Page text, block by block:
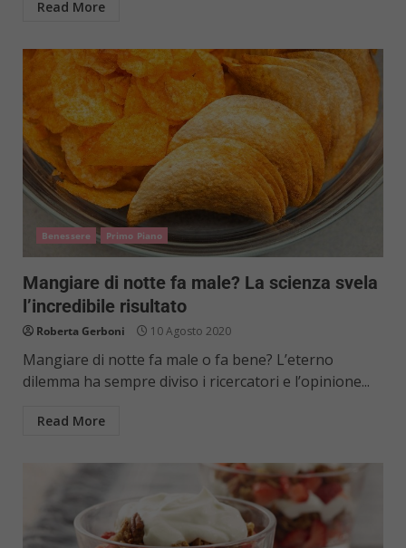
Read More
Benessere Primo Piano
Mangiare di notte fa male? La scienza svela
l’incredibile risultato
Roberta Gerboni 10 Agosto 2020
Mangiare di notte fa male o fa bene? L’eterno
dilemma ha sempre diviso i ricercatori e l’opinione...
Read More